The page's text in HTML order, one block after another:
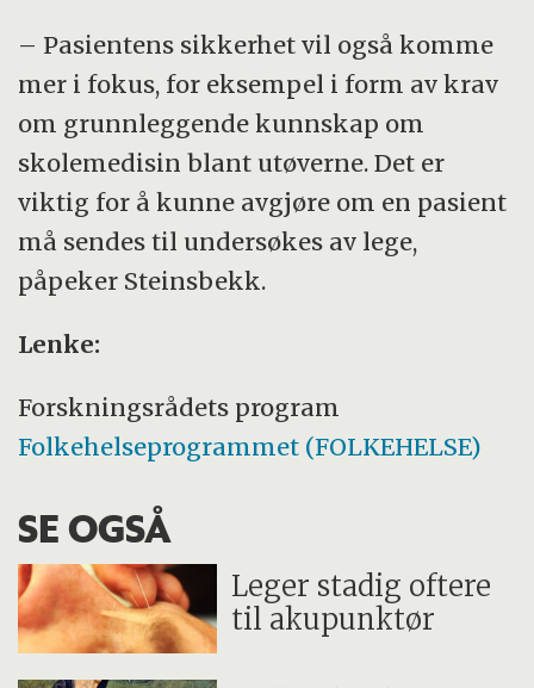
– Pasientens sikkerhet vil også komme
mer i fokus, for eksempel i form av krav
om grunnleggende kunnskap om
skolemedisin blant utøverne. Det er
viktig for å kunne avgjøre om en pasient
må sendes til undersøkes av lege,
påpeker Steinsbekk.
Lenke:
Forskningsrådets program
Folkehelseprogrammet (FOLKEHELSE)
SE OGSÅ
Leger stadig oftere
til akupunktør